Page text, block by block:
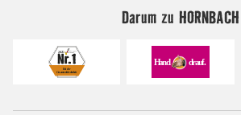
Darum zu HORNBACH